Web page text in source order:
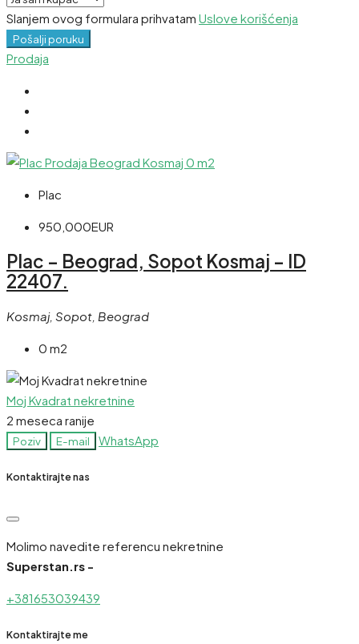
Slanjem ovog formulara prihvatam Uslove korišćenja
Pošalji poruku
Prodaja
Plac
950,000EUR
Plac – Beograd, Sopot Kosmaj – ID
22407.
Kosmaj, Sopot, Beograd
0 m2
Moj Kvadrat nekretnine
2 meseca ranije
Poziv E-mail WhatsApp
Kontaktirajte nas
Molimo navedite referencu nekretnine
Superstan.rs -
+381653039439
Kontaktirajte me